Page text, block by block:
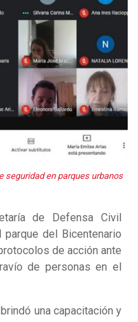
seguridad en parques urbanos
de Defensa Civil
del Bicentenario
de acción ante
de personas en el
una capacitación y